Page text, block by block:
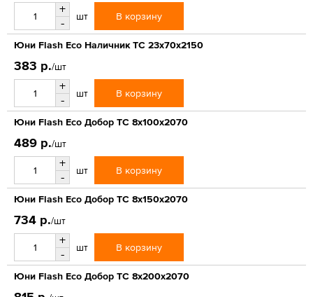
+
-
шт В корзину
Юни Flash Eco Наличник ТС 23x70x2150
383 р./шт
+
-
шт В корзину
Юни Flash Eco Добор ТС 8x100x2070
489 р./шт
+
-
шт В корзину
Юни Flash Eco Добор ТС 8x150x2070
734 р./шт
+
-
шт В корзину
Юни Flash Eco Добор ТС 8x200x2070